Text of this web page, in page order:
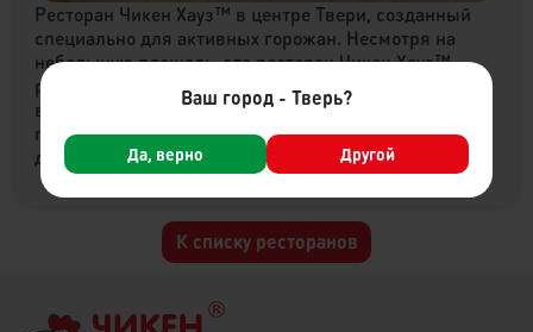
Ваш город - Тверь?
Да, верно Другой
Ресторан Чикен Хауз™ в центре Твери, созданный
специально для активных горожан. Несмотря на
небольшую площадь, это ресторан Чикен Хауз™
рассчитан не только на тех, кто хочет быстро и
вкусно поесть, но и на тех, кто хочет отвлечься от
городской суматохи, сидя с друзьями на удобных
диванах. Время работы: круглосуточно
К списку ресторанов